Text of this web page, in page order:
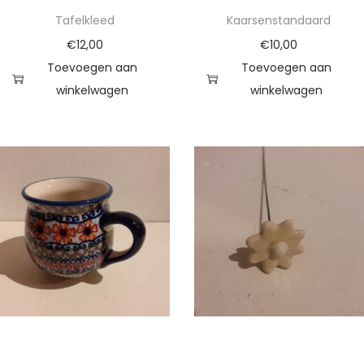
Tafelkleed
€12,00
Toevoegen aan
winkelwagen
Kaarsenstandaard
€10,00
Toevoegen aan
winkelwagen